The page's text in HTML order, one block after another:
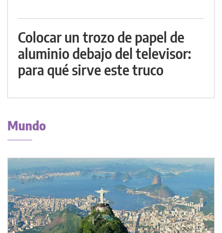
Colocar un trozo de papel de
aluminio debajo del televisor:
para qué sirve este truco
Mundo